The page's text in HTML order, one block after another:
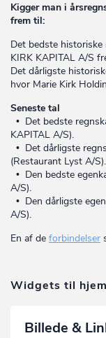
Kigger man i
frem til:
Det bedste
KIRK KAPITAL A/S
Det dårligste
hvor Marie Kirk
Seneste tal
• Det bedste
KAPITAL A/S).
• Det dårligste
(Restaurant Lyst A/S).
• Den bedste
A/S).
• Den dårligste
A/S).
En af de forbindelser
Widgets til
Billede &